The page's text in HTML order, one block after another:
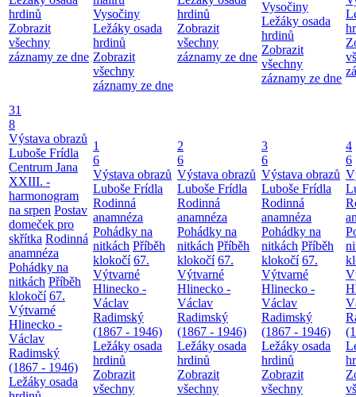
hrdinů
Zobrazit
všechny
záznamy ze dne
Vysočiny
Ležáky osada
hrdinů
Zobrazit
všechny
záznamy ze dne
hrdinů
Zobrazit
všechny
záznamy ze dne
Vysočiny
Ležáky osada
hrdinů
Zobrazit
všechny
záznamy ze dne
31
8
Výstava obrazů
Luboše Frídla
Centrum Jana
XXIII. -
harmonogram
na srpen Postav
domeček pro
skřítka Rodinná
anamnéza
Pohádky na
nitkách Příběh
klokočí 67.
Výtvarné
Hlinecko -
Václav
Radimský
(1867 - 1946)
Ležáky osada
1
6
Výstava obrazů
Luboše Frídla
Rodinná
anamnéza
Pohádky na
nitkách Příběh
klokočí 67.
Výtvarné
Hlinecko -
Václav
Radimský
(1867 - 1946)
Ležáky osada
hrdinů
Zobrazit
všechny
2
6
Výstava obrazů
Luboše Frídla
Rodinná
anamnéza
Pohádky na
nitkách Příběh
klokočí 67.
Výtvarné
Hlinecko -
Václav
Radimský
(1867 - 1946)
Ležáky osada
hrdinů
Zobrazit
všechny
3
6
Výstava obrazů
Luboše Frídla
Rodinná
anamnéza
Pohádky na
nitkách Příběh
klokočí 67.
Výtvarné
Hlinecko -
Václav
Radimský
(1867 - 1946)
Ležáky osada
hrdinů
Zobrazit
všechny
4
6